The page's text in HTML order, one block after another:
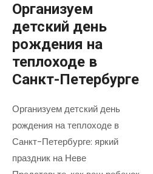
Организуем
детский день
рождения на
теплоходе в
Санкт-Петербурге
Организуем детский день
рождения на теплоходе в
Санкт-Петербурге: яркий
праздник на Неве